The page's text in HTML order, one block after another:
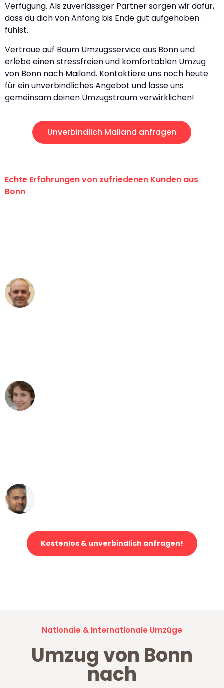
Verfügung. Als zuverlässiger Partner sorgen wir dafür,
dass du dich von Anfang bis Ende gut aufgehoben
fühlst.
Vertraue auf Baum Umzugsservice aus Bonn und
erlebe einen stressfreien und komfortablen Umzug
von Bonn nach Mailand. Kontaktiere uns noch heute
für ein unverbindliches Angebot und lasse uns
gemeinsam deinen Umzugstraum verwirklichen!
Unverbindlich Mailand anfragen
Echte Erfahrungen von zufriedenen Kunden aus
Bonn
Kostenlos & unverbindlich anfragen!
Nationale & Internationale Umzüge
Umzug von Bonn
nach